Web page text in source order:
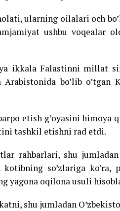
ularning oilalari och
ushbu voqealar
ikkala Falastinni millat
bo’lib o’tgan
etish g’oyasini himoya
tashkil etishni rad etdi.
rahbarlari, shu
so’zlariga ko’ra,
yagona oqilona usuli
shu jumladan